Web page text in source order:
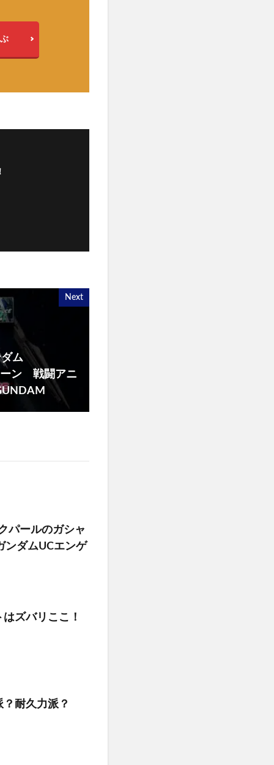
Next
ム
ーン 戦闘アニ
パールのガシャ
ンダムUCエンゲ
ズバリここ！
耐久力派？